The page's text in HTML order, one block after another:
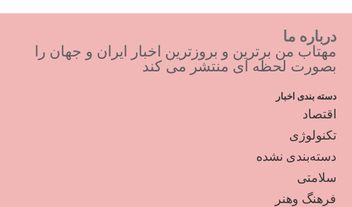
درباره ما
مهتاب من برترین و بروزترین اخبار ایران و جهان را
بصورت لحظه ای منتشر می کند
دسته بندی اخبار
اقتصاد
تکنولوژی
دسته‌بندی نشده
سلامتی
فرهنگ وهنر